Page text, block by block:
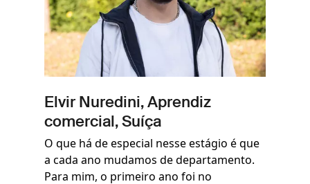
Elvir Nuredini, Aprendiz
comercial, Suíça
O que há de especial nesse estágio é que
a cada ano mudamos de departamento.
Para mim, o primeiro ano foi no